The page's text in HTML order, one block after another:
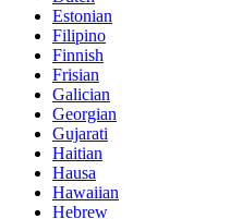
Estonian
Filipino
Finnish
Frisian
Galician
Georgian
Gujarati
Haitian
Hausa
Hawaiian
Hebrew